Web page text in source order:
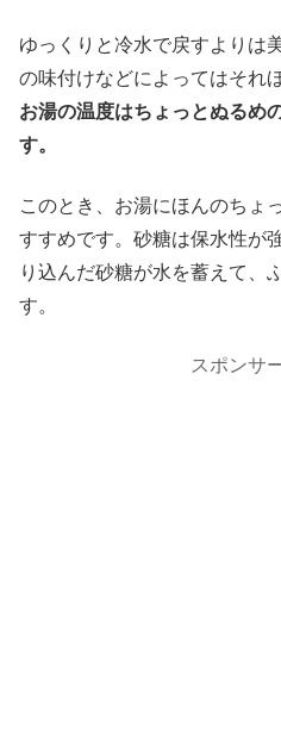
ゆっくりと冷水で戻すよりは
の味付けなどによってはそれ
お湯の温度はちょっとぬるめ
す。
このとき、お湯にほんのちょ
すすめです。砂糖は保水性が
り込んだ砂糖が水を蓄えて、
す。
スポンサ